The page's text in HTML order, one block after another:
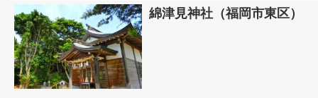
綿津見神社（福岡市東区）